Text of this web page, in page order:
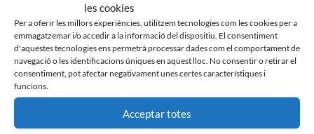
les cookies
Per a oferir les millors experiències, utilitzem tecnologies com les cookies per a
emmagatzemar i/o accedir a la informació del dispositiu. El consentiment
d'aquestes tecnologies ens permetrà processar dades com el comportament de
navegació o les identificacions úniques en aquest lloc. No consentir o retirar el
consentiment, pot afectar negativament unes certes característiques i
funcions.
Acceptar totes